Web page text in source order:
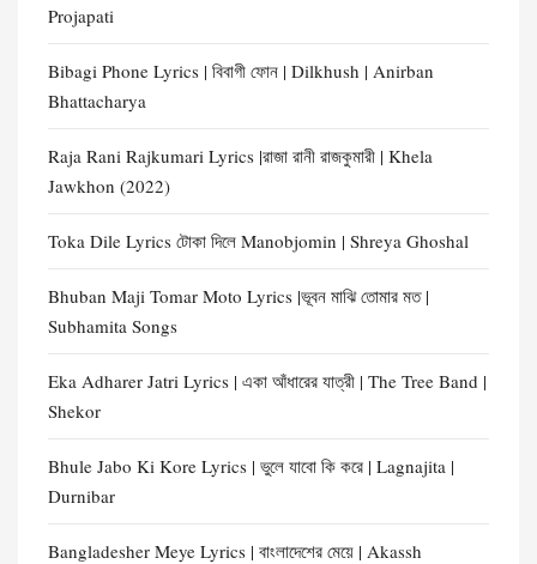
Projapati
Bibagi Phone Lyrics | বিবাগী ফোন | Dilkhush | Anirban
Bhattacharya
Raja Rani Rajkumari Lyrics |রাজা রানী রাজকুমারী | Khela
Jawkhon (2022)
Toka Dile Lyrics টোকা দিলে Manobjomin | Shreya Ghoshal
Bhuban Maji Tomar Moto Lyrics |ভূবন মাঝি তোমার মত |
Subhamita Songs
Eka Adharer Jatri Lyrics | একা আঁধারের যাত্রী | The Tree Band |
Shekor
Bhule Jabo Ki Kore Lyrics | ভুলে যাবো কি করে | Lagnajita |
Durnibar
Bangladesher Meye Lyrics | বাংলাদেশের মেয়ে | Akassh